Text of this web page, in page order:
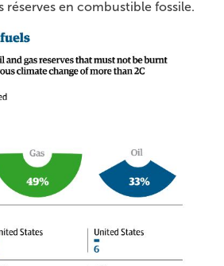
réserves en combustible fossile.